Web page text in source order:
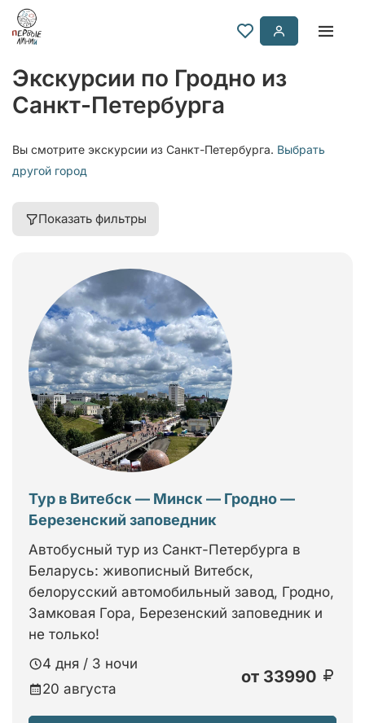
Экскурсии по Гродно из
Санкт-Петербурга
Вы смотрите экскурсии из Санкт-Петербурга. Выбрать
другой город
Показать фильтры
Тур в Витебск — Минск — Гродно —
Березенский заповедник
Автобусный тур из Санкт-Петербурга в
Беларусь: живописный Витебск,
белорусский автомобильный завод, Гродно,
Замковая Гора, Березенский заповедник и
не только!
4 дня / 3 ночи
20 августа
от 33990